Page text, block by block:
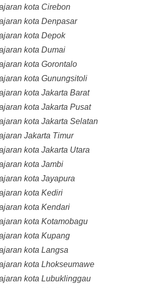
kota Cirebon
kota Denpasar
kota Depok
kota Dumai
kota Gorontalo
kota Gunungsitoli
kota Jakarta Barat
kota Jakarta Pusat
kota Jakarta Selatan
Jakarta Timur
kota Jakarta Utara
kota Jambi
kota Jayapura
kota Kediri
kota Kendari
kota Kotamobagu
kota Kupang
kota Langsa
kota Lhokseumawe
kota Lubuklinggau